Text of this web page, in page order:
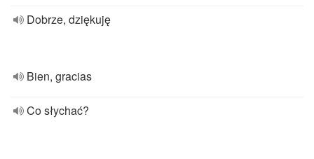
Dobrze, dziękuję
Bien, gracias
Co słychać?